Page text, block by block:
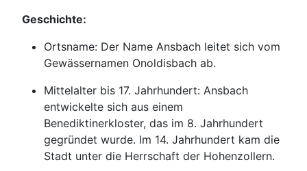
Geschichte:
Ortsname: Der Name Ansbach leitet sich vom
Gewässernamen Onoldisbach ab.
Mittelalter bis 17. Jahrhundert: Ansbach
entwickelte sich aus einem
Benediktinerkloster, das im 8. Jahrhundert
gegründet wurde. Im 14. Jahrhundert kam die
Stadt unter die Herrschaft der Hohenzollern.